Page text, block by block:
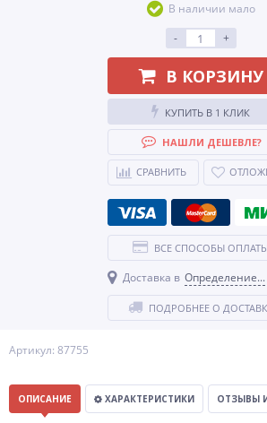
Артикул: 87755
В наличии мало
-
+
В КОРЗИНУ
КУПИТЬ В 1 КЛИК
НАШЛИ ДЕШЕВЛЕ?
СРАВНИТЬ
ВСЕ СПОСОБЫ
Доставка в Определение...
ПОДРОБНЕЕ О
ОПИСАНИЕ ХАРАКТЕРИСТИКИ ОТЗЫВЫ